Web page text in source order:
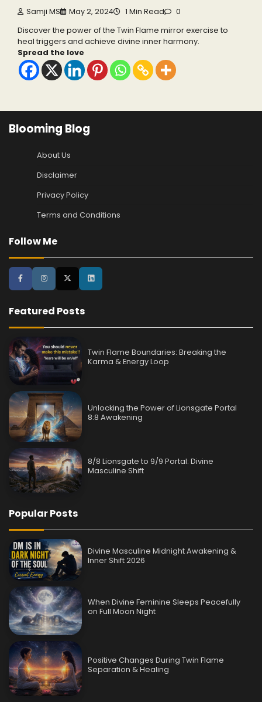
Samji MS May 2, 2024 1 Min Read 0
Discover the power of the Twin Flame mirror exercise to
heal triggers and achieve divine inner harmony.
Spread the love
Blooming Blog
About Us
Disclaimer
Privacy Policy
Terms and Conditions
Follow Me
Featured Posts
Twin Flame Boundaries: Breaking the
Karma & Energy Loop
Unlocking the Power of Lionsgate Portal
8:8 Awakening
8/8 Lionsgate to 9/9 Portal: Divine
Masculine Shift
Popular Posts
Divine Masculine Midnight Awakening &
Inner Shift 2026
When Divine Feminine Sleeps Peacefully
on Full Moon Night
Positive Changes During Twin Flame
Separation & Healing